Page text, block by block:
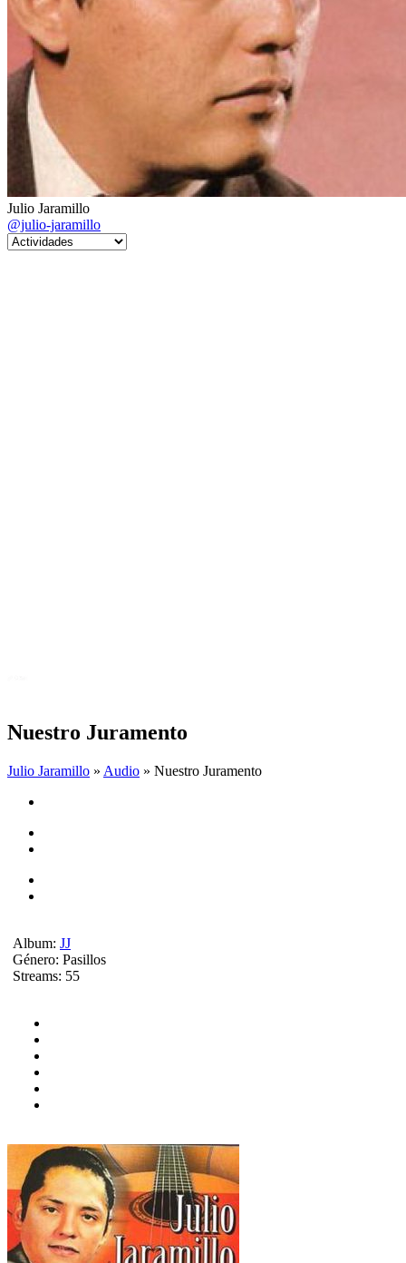
Julio Jaramillo
@julio-jaramillo
Nuestro Juramento
Julio Jaramillo » Audio » Nuestro Juramento
Album: JJ
Género: Pasillos
Streams: 55